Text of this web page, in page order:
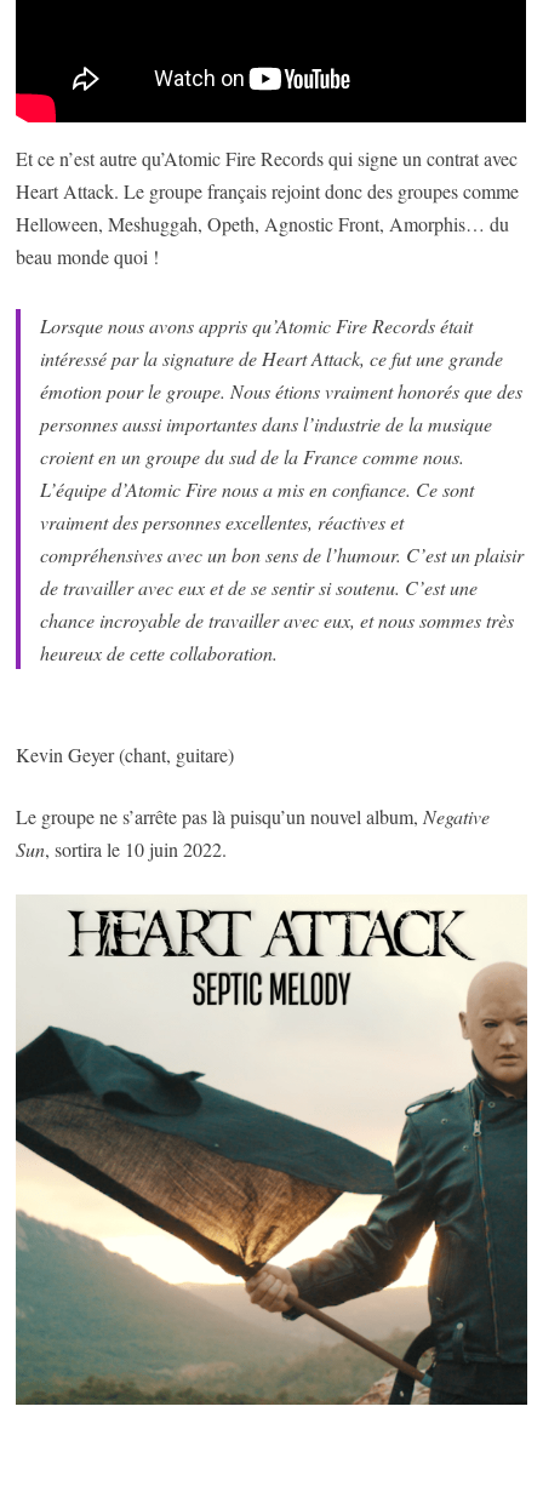
Et ce n’est autre qu’Atomic Fire Records qui signe un contrat avec
Heart Attack. Le groupe français rejoint donc des groupes comme
Helloween, Meshuggah, Opeth, Agnostic Front, Amorphis… du
beau monde quoi !
Lorsque nous avons appris qu’Atomic Fire Records était
intéressé par la signature de Heart Attack, ce fut une grande
émotion pour le groupe. Nous étions vraiment honorés que des
personnes aussi importantes dans l’industrie de la musique
croient en un groupe du sud de la France comme nous.
L’équipe d’Atomic Fire nous a mis en confiance. Ce sont
vraiment des personnes excellentes, réactives et
compréhensives avec un bon sens de l’humour. C’est un plaisir
de travailler avec eux et de se sentir si soutenu. C’est une
chance incroyable de travailler avec eux, et nous sommes très
heureux de cette collaboration.
Kevin Geyer (chant, guitare)
Le groupe ne s’arrête pas là puisqu’un nouvel album, Negative
Sun, sortira le 10 juin 2022.